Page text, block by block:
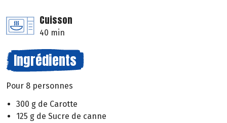
Cuisson
40 min
Ingrédients
Pour 8 personnes
300 g de Carotte
125 g de Sucre de canne